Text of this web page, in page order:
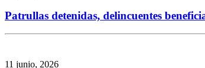
Patrullas detenidas, delincuentes
11 junio, 2026